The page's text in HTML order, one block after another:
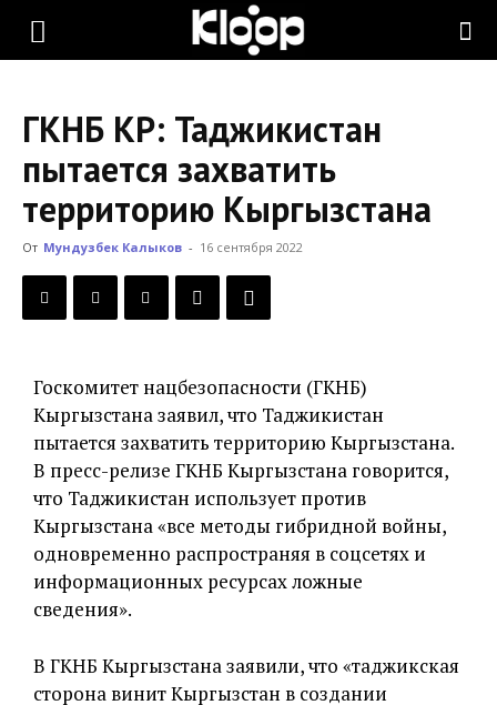
KLOOP.KG
Новости
Кыргызстана
ГКНБ КР: Таджикистан
пытается захватить
территорию Кыргызстана
От Мундузбек Калыков - 16 сентября 2022
Госкомитет нацбезопасности (ГКНБ)
Кыргызстана заявил, что Таджикистан
пытается захватить территорию Кыргызстана.
В пресс-релизе ГКНБ Кыргызстана говорится,
что Таджикистан использует против
Кыргызстана «все методы гибридной войны,
одновременно распространяя в соцсетях и
информационных ресурсах ложные
сведения».
В ГКНБ Кыргызстана заявили, что «таджикская
сторона винит Кыргызстан в создании